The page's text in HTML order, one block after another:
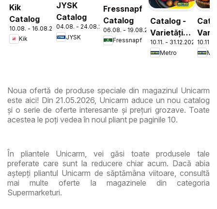
Kik
Catalog
10.08. - 16.08.2026
Kik
JYSK
Catalog
04.08. - 24.08.2026
JYSK
Fressnapf
Catalog
06.08. - 19.08.2026
Fressnapf
Catalog -
Varietăți
de Roșii
10.11. - 31.12.2026
Metro
de
10.11.
Noua ofertă de produse speciale din magazinul Unicarm
este aici! Din 21.05.2026, Unicarm aduce un nou catalog
și o serie de oferte interesante și prețuri grozave. Toate
acestea le poți vedea în noul pliant pe paginile 10.
În pliantele Unicarm, vei găsi toate produsele tale
preferate care sunt la reducere chiar acum. Dacă abia
aștepți pliantul Unicarm de săptămâna viitoare, consultă
mai multe oferte la magazinele din categoria
Supermarketuri.